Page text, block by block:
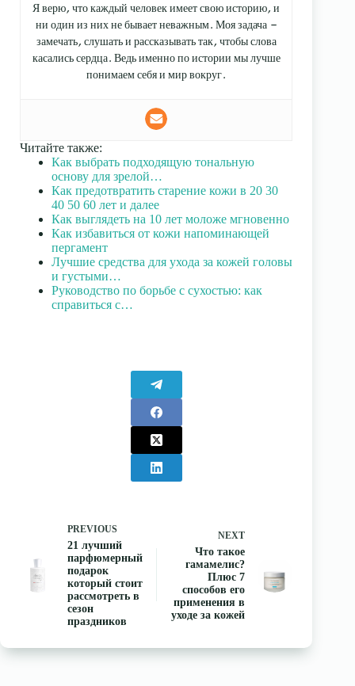
Я верю, что каждый человек имеет свою историю, и
ни один из них не бывает неважным. Моя задача —
замечать, слушать и рассказывать так, чтобы слова
касались сердца. Ведь именно по истории мы лучше
понимаем себя и мир вокруг.
Читайте также:
Как выбрать подходящую тональную
основу для зрелой…
Как предотвратить старение кожи в 20 30
40 50 60 лет и далее
Как выглядеть на 10 лет моложе мгновенно
Как избавиться от кожи напоминающей
пергамент
Лучшие средства для ухода за кожей головы
и густыми…
Руководство по борьбе с сухостью: как
справиться с…
PREVIOUS
21 лучший
парфюмерный
подарок
который стоит
рассмотреть в
сезон
праздников
NEXT
Что такое
гамамелис?
Плюс 7
способов его
применения в
уходе за кожей